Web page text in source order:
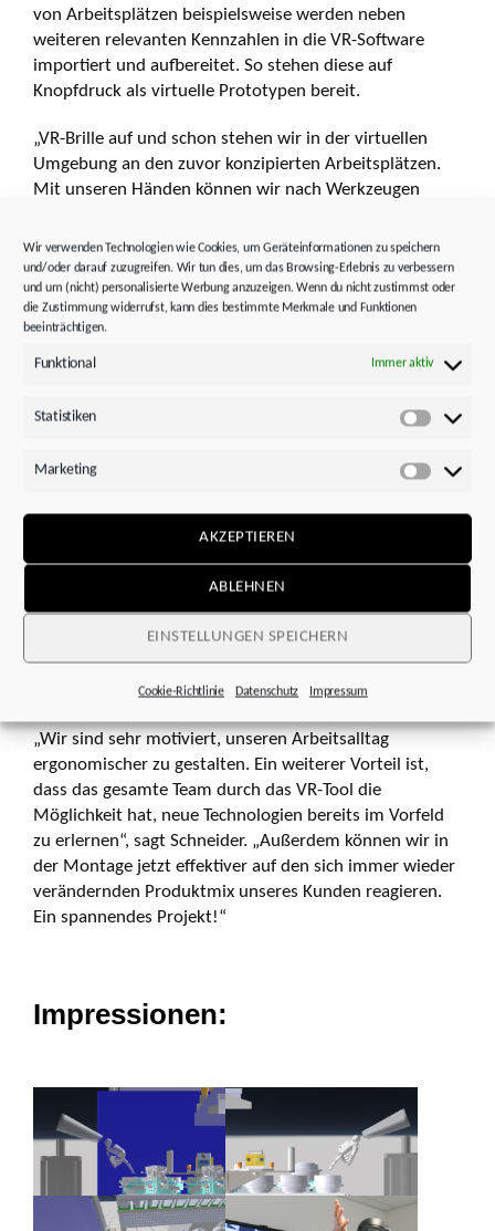
Wir verwenden Technologien wie Cookies, um Geräteinformationen zu speichern
und/oder darauf zuzugreifen. Wir tun dies, um das Browsing-Erlebnis zu verbessern
und um (nicht) personalisierte Werbung anzuzeigen. Wenn du nicht zustimmst oder
die Zustimmung widerrufst, kann dies bestimmte Merkmale und Funktionen
beeinträchtigen.
Funktional Immer aktiv
Statistiken
Marketing
AKZEPTIEREN
ABLEHNEN
EINSTELLUNGEN SPEICHERN
Cookie-Richtlinie Datenschutz Impressum
von Arbeitsplätzen beispielsweise werden neben
weiteren relevanten Kennzahlen in die VR-Software
importiert und aufbereitet. So stehen diese auf
Knopfdruck als virtuelle Prototypen bereit.
„VR-Brille auf und schon stehen wir in der virtuellen
Umgebung an den zuvor konzipierten Arbeitsplätzen.
Mit unseren Händen können wir nach Werkzeugen
oder sonstige Controller“ erklärt Schneider.
Häufiges Testen führt dazu, dass Konzeptionsfehler
rechtzeitig erkannt werden. Korrekturen in der
Auslegung oder auch an der Ergonomie eines
Arbeitsplatzes werden direkt möglich – und das schon
Tools identifizierte STÖBER bereits vor dem Bau von
Serienreife. Neben der enormen Zeitersparnis und der
Vermeidung kostspieliger nachträglicher Änderungen
freut sich Marc Schneider, auf diese Weise seine
Kollegen von Beginn an einbinden zu können.
Vorteile für Anwender
„Wir sind sehr motiviert, unseren Arbeitsalltag
ergonomischer zu gestalten. Ein weiterer Vorteil ist,
dass das gesamte Team durch das VR-Tool die
Möglichkeit hat, neue Technologien bereits im Vorfeld
zu erlernen“, sagt Schneider. „Außerdem können wir in
der Montage jetzt effektiver auf den sich immer wieder
verändernden Produktmix unseres Kunden reagieren.
Ein spannendes Projekt!“
Impressionen: